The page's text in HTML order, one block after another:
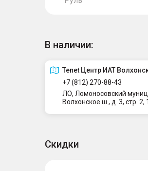
В наличии:
Tenet Центр ИАТ
+7 (812) 270-88-43
ЛО, Ломоносовский
Волхонское ш., д. 3, стр. 2,
Скидки